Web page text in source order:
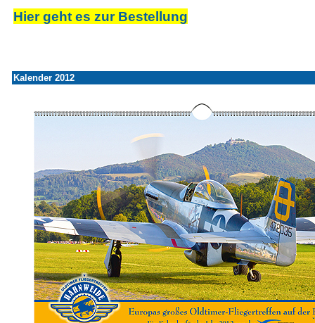
Hier geht es zur Bestellung
Kalender 2012